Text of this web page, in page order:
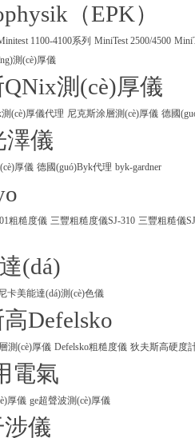
（EPK）
1100-4100系列 MiniTest 2500/4500
測(cè)厚儀
測(cè)厚儀
(cè)厚儀代理 尼克斯涂層測(cè)厚儀 德國
澤儀
厚儀 德國(guó)Byk代理 byk-gardner
粗糙度儀 三豐粗糙度儀SJ-310 三豐粗糙儀
(dá)
卡美能達(dá)測(cè)色儀
Defelsko
測(cè)厚儀 Defelsko粗糙度儀 狄夫斯高硬度
電氣
厚儀 ge超聲波測(cè)厚儀
儀